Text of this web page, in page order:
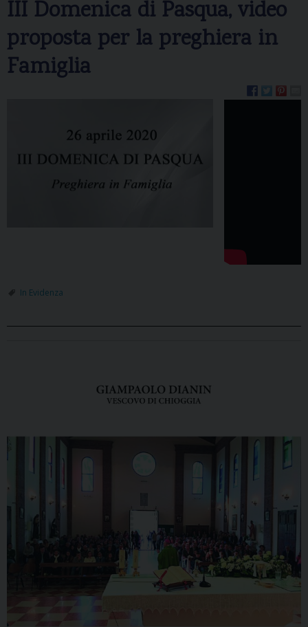
III Domenica di Pasqua, video
proposta per la preghiera in
Famiglia
In Evidenza